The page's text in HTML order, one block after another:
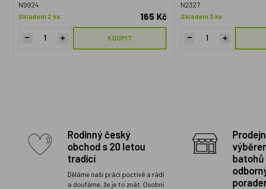
N9924
Skladem 2 ks
165 Kč
KOUPIT
N2327
Skladem 3 ks
Rodinný český
obchod s 20 letou
tradicí
Děláme naši práci poctivě a rádi
a doufáme, že je to znát. Osobní
batohů